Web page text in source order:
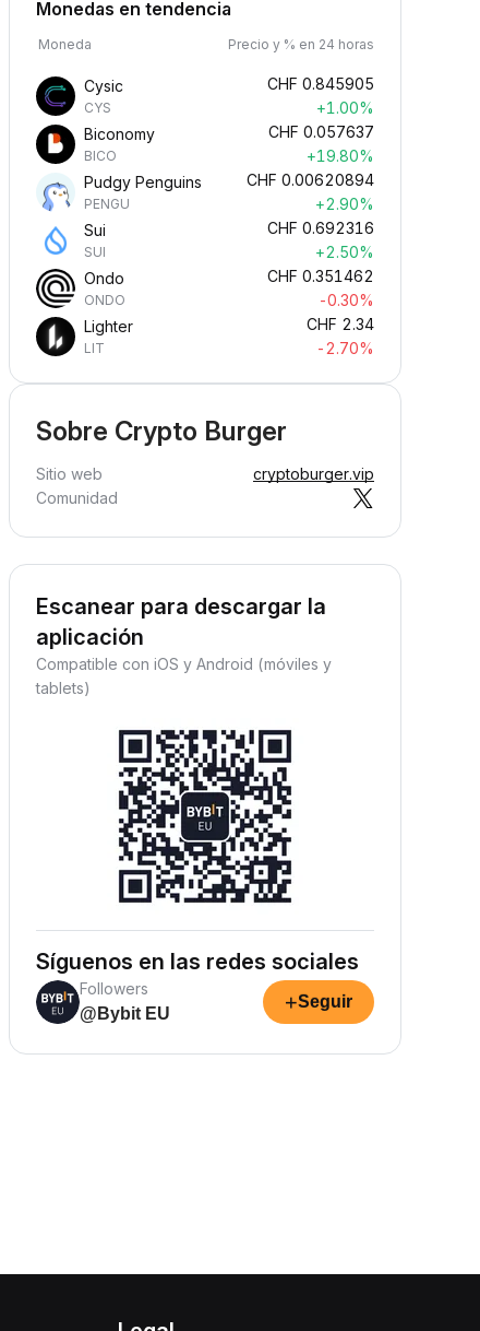
Monedas en tendencia
Moneda Precio y % en 24 horas
Cysic
CYS
CHF 0.845905
+1.00%
Biconomy
BICO
CHF 0.057637
+19.80%
Pudgy Penguins
PENGU
CHF 0.00620894
+2.90%
Sui
SUI
CHF 0.692316
+2.50%
Ondo
ONDO
CHF 0.351462
-0.30%
Lighter
LIT
CHF 2.34
-2.70%
Sobre Crypto Burger
Sitio web
cryptoburger.vip
Comunidad
Escanear para descargar la
aplicación
Compatible con iOS y Android (móviles y
tablets)
Síguenos en las redes sociales
Followers
@Bybit EU
+Seguir